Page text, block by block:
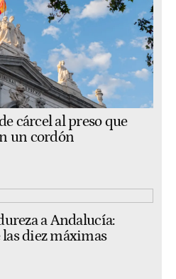
cárcel al preso que
un cordón
a Andalucía:
diez máximas